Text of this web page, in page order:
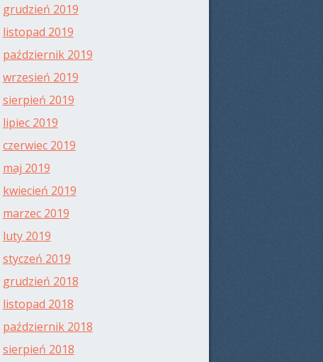
grudzień 2019
listopad 2019
październik 2019
wrzesień 2019
sierpień 2019
lipiec 2019
czerwiec 2019
maj 2019
kwiecień 2019
marzec 2019
luty 2019
styczeń 2019
grudzień 2018
listopad 2018
październik 2018
sierpień 2018